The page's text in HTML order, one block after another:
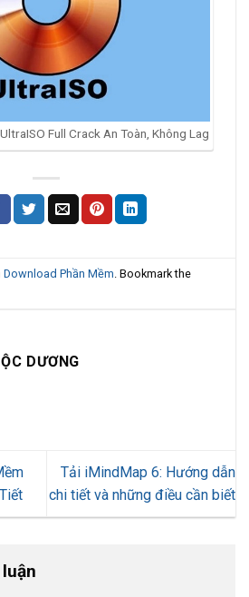
Full Crack An Toàn, Không Lag
Download Phần Mềm . Bookmark the
DƯƠNG
Tải iMindMap 6: Hướng dẫn
chi tiết và những điều cần biết